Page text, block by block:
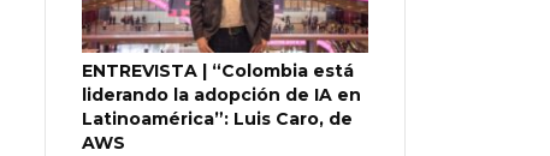
ENTREVISTA | “Colombia está
liderando la adopción de IA en
Latinoamérica”: Luis Caro, de
AWS